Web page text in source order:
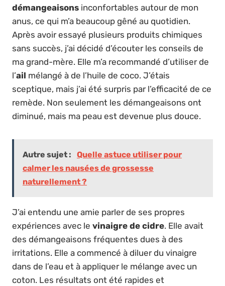
démangeaisons inconfortables autour de mon
anus, ce qui m’a beaucoup gêné au quotidien.
Après avoir essayé plusieurs produits chimiques
sans succès, j’ai décidé d’écouter les conseils de
ma grand-mère. Elle m’a recommandé d’utiliser de
l’ail mélangé à de l’huile de coco. J’étais
sceptique, mais j’ai été surpris par l’efficacité de ce
remède. Non seulement les démangeaisons ont
diminué, mais ma peau est devenue plus douce.
Autre sujet :
Quelle astuce utiliser pour
calmer les nausées de grossesse
naturellement ?
J’ai entendu une amie parler de ses propres
expériences avec le vinaigre de cidre. Elle avait
des démangeaisons fréquentes dues à des
irritations. Elle a commencé à diluer du vinaigre
dans de l’eau et à appliquer le mélange avec un
coton. Les résultats ont été rapides et